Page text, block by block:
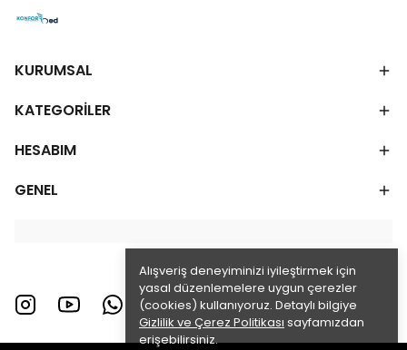
Alışveriş deneyiminizi iyileştirmek için
yasal düzenlemelere uygun çerezler
(cookies) kullanıyoruz. Detaylı bilgiye
Gizlilik ve Çerez Politikası sayfamızdan
erişebilirsiniz.
KURUMSAL
KATEGORİLER
HESABIM
GENEL